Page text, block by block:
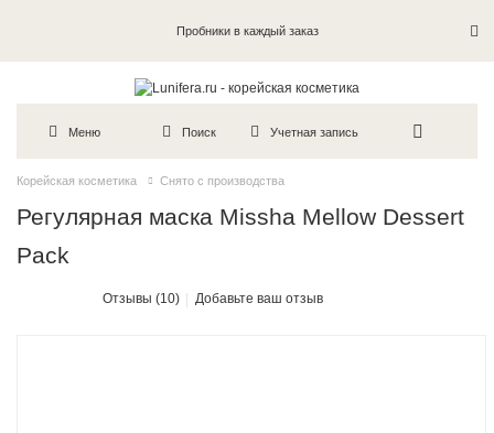
Пробники в каждый заказ
Меню Поиск Учетная запись
Корейская косметика Снято с производства
Регулярная маска Missha Mellow Dessert
Pack
Отзывы (10) Добавьте ваш отзыв